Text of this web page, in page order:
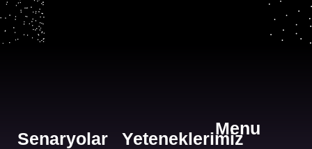
Senaryolar Yeteneklerimiz
Menu